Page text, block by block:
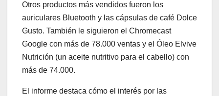
Otros productos más vendidos fueron los
auriculares Bluetooth y las cápsulas de café Dolce
Gusto. También le siguieron el Chromecast
Google con más de 78.000 ventas y el Óleo Elvive
Nutrición (un aceite nutritivo para el cabello) con
más de 74.000.
El informe destaca cómo el interés por las